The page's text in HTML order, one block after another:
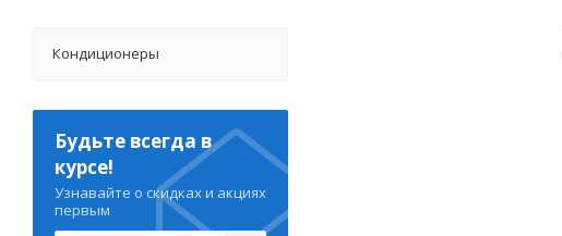
Кондиционеры
Будьте всегда в
курсе!
Узнавайте о скидках и акциях
первым